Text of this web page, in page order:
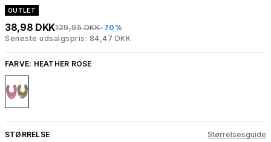
OUTLET
38,98 DKK129,95 DKK-70%
Seneste udsalgspris: 84,47 DKK
FARVE: HEATHER ROSE
STØRRELSE Størrelsesguide